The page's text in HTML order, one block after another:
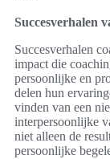
Succesverhalen
Succesverhalen
impact die
persoonlijke en
delen hun
vinden van een
interpersoonlijke
niet alleen de
persoonlijke